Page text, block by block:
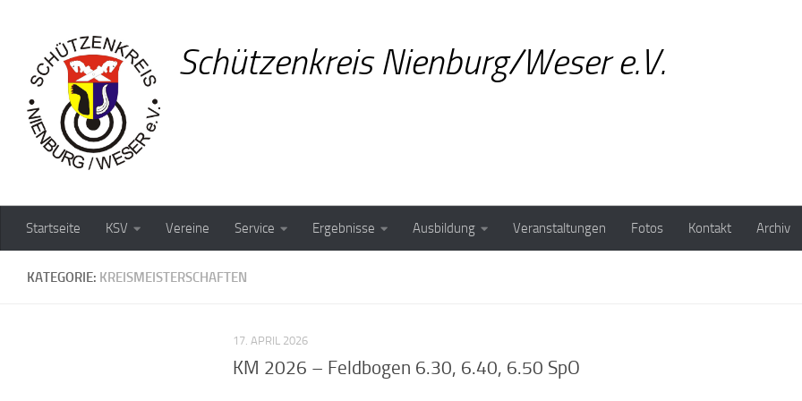
Schützenkreis Nienburg/Weser e.V.
Startseite KSV Vereine Service Ergebnisse Ausbildung Veranstaltungen Fotos Kontakt Archiv
KATEGORIE: KREISMEISTERSCHAFTEN
17. APRIL 2026
KM 2026 – Feldbogen 6.30, 6.40, 6.50 SpO